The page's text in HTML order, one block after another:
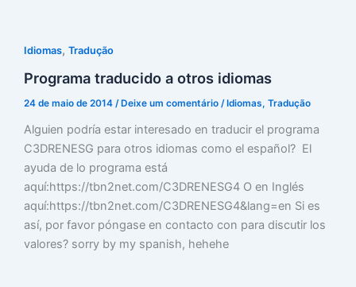
Idiomas, Tradução
Programa traducido a otros idiomas
24 de maio de 2014 / Deixe um comentário / Idiomas, Tradução
Alguien podría estar interesado en traducir el programa
C3DRENESG para otros idiomas como el español? El
ayuda de lo programa está
aquí:https://tbn2net.com/C3DRENESG4 O en Inglés
aquí:https://tbn2net.com/C3DRENESG4&lang=en Si es
así, por favor póngase en contacto con para discutir los
valores? sorry by my spanish, hehehe